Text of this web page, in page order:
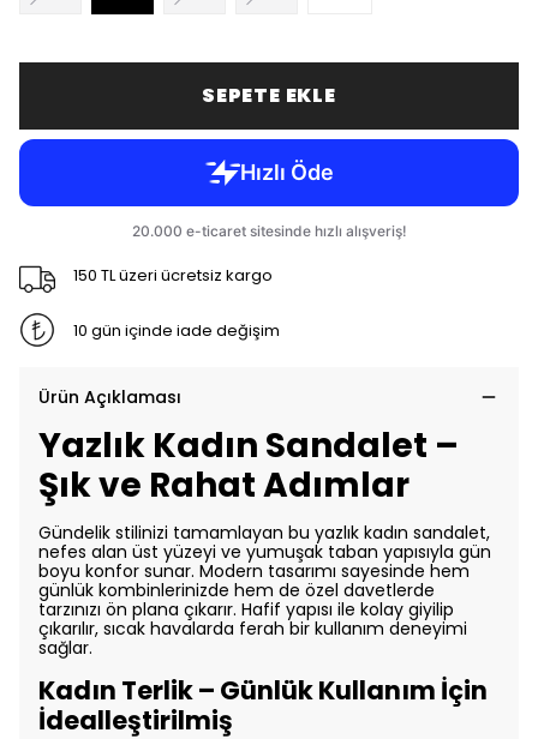
SEPETE EKLE
150 TL üzeri ücretsiz kargo
10 gün içinde iade değişim
Ürün Açıklaması
Yazlık Kadın Sandalet –
Şık ve Rahat Adımlar
Gündelik stilinizi tamamlayan bu yazlık kadın sandalet,
nefes alan üst yüzeyi ve yumuşak taban yapısıyla gün
boyu konfor sunar. Modern tasarımı sayesinde hem
günlük kombinlerinizde hem de özel davetlerde
tarzınızı ön plana çıkarır. Hafif yapısı ile kolay giyilip
çıkarılır, sıcak havalarda ferah bir kullanım deneyimi
sağlar.
Kadın Terlik – Günlük Kullanım İçin
İdealleştirilmiş